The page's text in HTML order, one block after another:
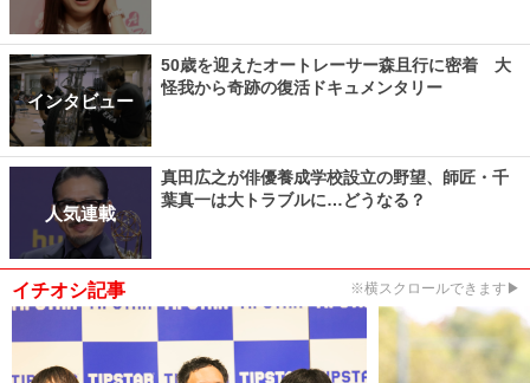
インタビュー
50歳を迎えたオートレーサー森且行に密着 大
怪我から奇跡の復活ドキュメンタリー
人気連載
真田広之が俳優養成学校設立の野望、師匠・千
葉真一は大トラブルに…どうなる？
イチオシ記事 ※横スクロールできます▶